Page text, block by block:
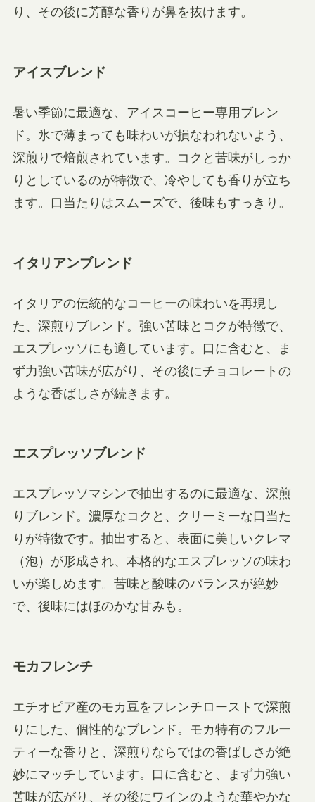
り、その後に芳醇な香りが鼻を抜けます。
アイスブレンド
暑い季節に最適な、アイスコーヒー専用ブレン
ド。氷で薄まっても味わいが損なわれないよう、
深煎りで焙煎されています。コクと苦味がしっか
りとしているのが特徴で、冷やしても香りが立ち
ます。口当たりはスムーズで、後味もすっきり。
イタリアンブレンド
イタリアの伝統的なコーヒーの味わいを再現し
た、深煎りブレンド。強い苦味とコクが特徴で、
エスプレッソにも適しています。口に含むと、ま
ず力強い苦味が広がり、その後にチョコレートの
ような香ばしさが続きます。
エスプレッソブレンド
エスプレッソマシンで抽出するのに最適な、深煎
りブレンド。濃厚なコクと、クリーミーな口当た
りが特徴です。抽出すると、表面に美しいクレマ
（泡）が形成され、本格的なエスプレッソの味わ
いが楽しめます。苦味と酸味のバランスが絶妙
で、後味にはほのかな甘みも。
モカフレンチ
エチオピア産のモカ豆をフレンチローストで深煎
りにした、個性的なブレンド。モカ特有のフルー
ティーな香りと、深煎りならではの香ばしさが絶
妙にマッチしています。口に含むと、まず力強い
苦味が広がり、その後にワインのような華やかな